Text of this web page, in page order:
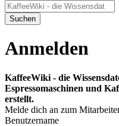
Suchen
Anmelden
KaffeeWiki - die
Espressomaschinen und
erstellt.
Melde dich an zum
Benutzername